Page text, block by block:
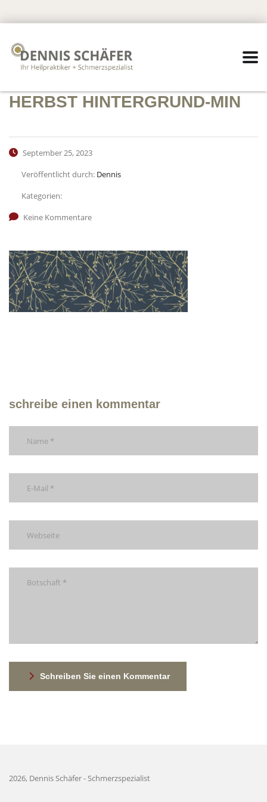
HERBST HINTERGRUND-MIN
September 25, 2023
Veröffentlicht durch: Dennis
Kategorien:
Keine Kommentare
schreibe einen kommentar
Schreiben Sie einen Kommentar
2026, Dennis Schäfer - Schmerzspezialist